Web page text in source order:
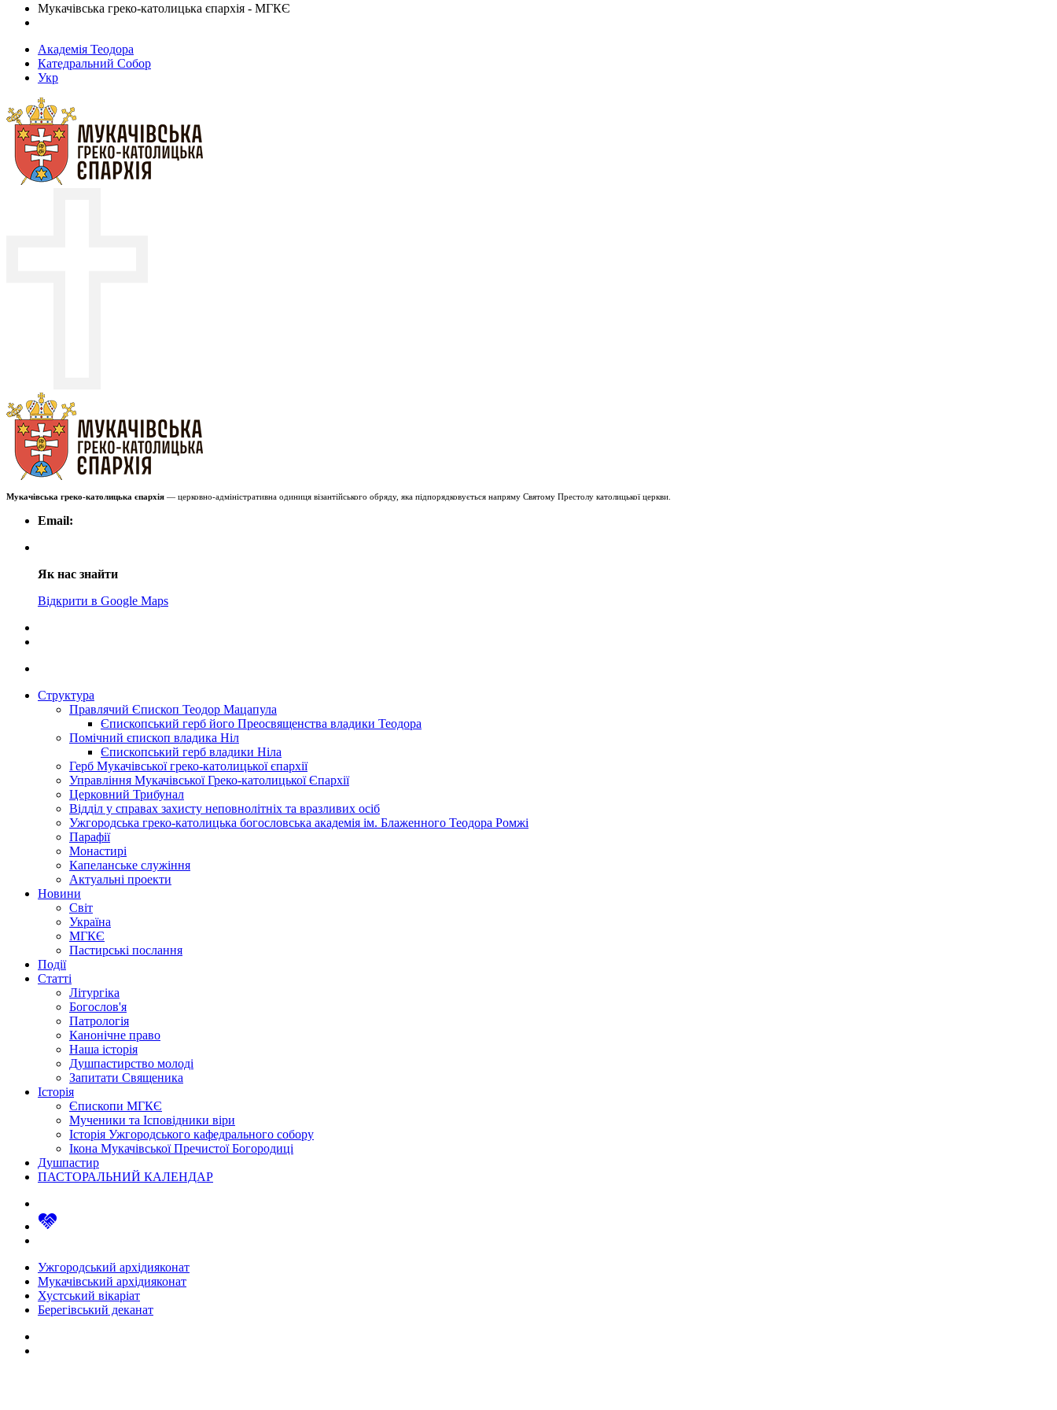
Мукачівська греко-католицька єпархія - МГКЄ
Академія Теодора
Катедральний Собор
Укр
Мукачівська греко-католицька єпархія — церковно-адміністративна одиниця візантійського обряду, яка підпорядковується напряму Святому Престолу католицької церкви.
Email:
Як нас знайти
Відкрити в Google Maps
Структура
Правлячий Єпископ Теодор Мацапула
Єпископський герб його Преосвященства владики Теодора
Помічний єпископ владика Ніл
Єпископський герб владики Ніла
Герб Мукачівської греко-католицької єпархії
Управління Мукачівської Греко-католицької Єпархії
Церковний Трибунал
Відділ у справах захисту неповнолітніх та вразливих осіб
Ужгородська греко-католицька богословська академія ім. Блаженного Теодора Ромжі
Парафії
Монастирі
Капеланське служіння
Актуальні проекти
Новини
Світ
Україна
МГКЄ
Пастирські послання
Події
Статті
Літургіка
Богослов'я
Патрологія
Канонічне право
Наша історія
Душпастирство молоді
Запитати Священика
Історія
Єпископи МГКЄ
Мученики та Ісповідники віри
Історія Ужгородського кафедрального собору
Ікона Мукачівської Пречистої Богородиці
Душпастир
ПАСТОРАЛЬНИЙ КАЛЕНДАР
Ужгородський архідияконат
Мукачівський архідияконат
Хустський вікаріат
Берегівський деканат